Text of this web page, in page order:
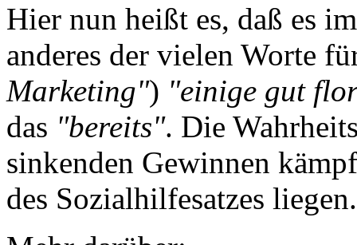
Hier nun heißt es, daß es
anderes der vielen Worte
Marketing") "einige gut
das "bereits". Die
sinkenden Gewinnen
des Sozialhilfesatzes liegen.